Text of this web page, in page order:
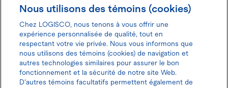
Donnez votre avis pour gagner 100$
Nous utilisons des témoins (cookies)
Chez LOGISCO, nous tenons à vous offrir une
expérience personnalisée de qualité, tout en
respectant votre vie privée. Nous vous informons que
nous utilisons des témoins (cookies) de navigation et
autres technologies similaires pour assurer le bon
fonctionnement et la sécurité de notre site Web.
D'autres témoins facultatifs permettent également de